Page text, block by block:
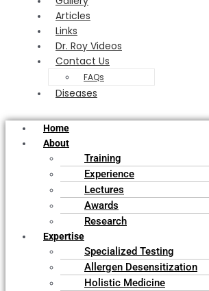
Articles
Links
Dr. Roy Videos
Contact Us
FAQs
Diseases
Home
About
Training
Experience
Lectures
Awards
Research
Expertise
Specialized Testing
Allergen Desensitization
Holistic Medicine